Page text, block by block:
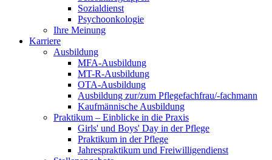
Sozialdienst
Psychoonkologie
Ihre Meinung
Karriere
Ausbildung
MFA-Ausbildung
MT-R-Ausbildung
OTA-Ausbildung
Ausbildung zur/zum Pflegefachfrau/-fachmann
Kaufmännische Ausbildung
Praktikum – Einblicke in die Praxis
Girls' und Boys' Day in der Pflege
Praktikum in der Pflege
Jahrespraktikum und Freiwilligendienst